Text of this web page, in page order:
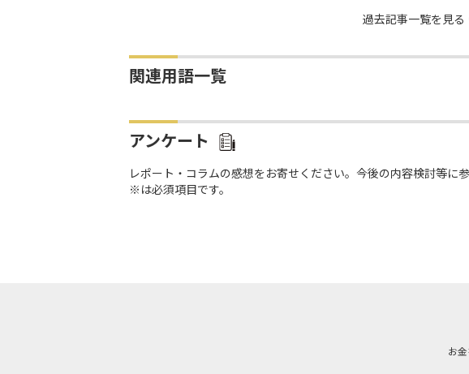
過去記事一覧を見る
関連用語一覧
アンケート
レポート・コラムの感想をお寄せください。今後の内容検討等に
※は必須項目です。
お